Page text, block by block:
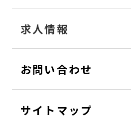
求人情報
お問い合わせ
サイトマップ